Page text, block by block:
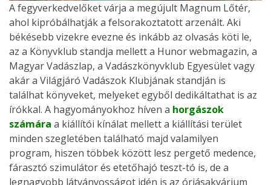
A fegyverkedvelőket várja a megújult Magnum Lőtér,
ahol kipróbálhatják a felsorakoztatott arzenált. Aki
békésebb vizekre evezne és inkább az olvasás köti le,
az a Könyvklub standja mellett a Hunor webmagazin, a
Magyar Vadászlap, a Vadászkönyvklub Egyesület vagy
akár a Világjáró Vadászok Klubjának standján is
találhat könyveket, melyeket egyből dedikáltathat is az
írókkal. A hagyományokhoz híven a horgászok
számára a kiállítói kínálat mellett a kiállítási terület
minden szegletében található majd valamilyen
program, hiszen többek között lesz pergető medence,
fárasztó szimulátor és etetőhajó teszt-tó is, de a
legnagyobb látványosságot idén is az óriásakvárium